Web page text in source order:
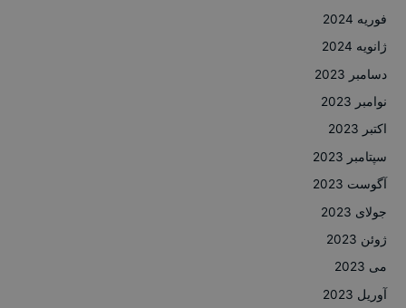
فوریه 2024
ژانویه 2024
دسامبر 2023
نوامبر 2023
اکتبر 2023
سپتامبر 2023
آگوست 2023
جولای 2023
ژوئن 2023
می 2023
آوریل 2023